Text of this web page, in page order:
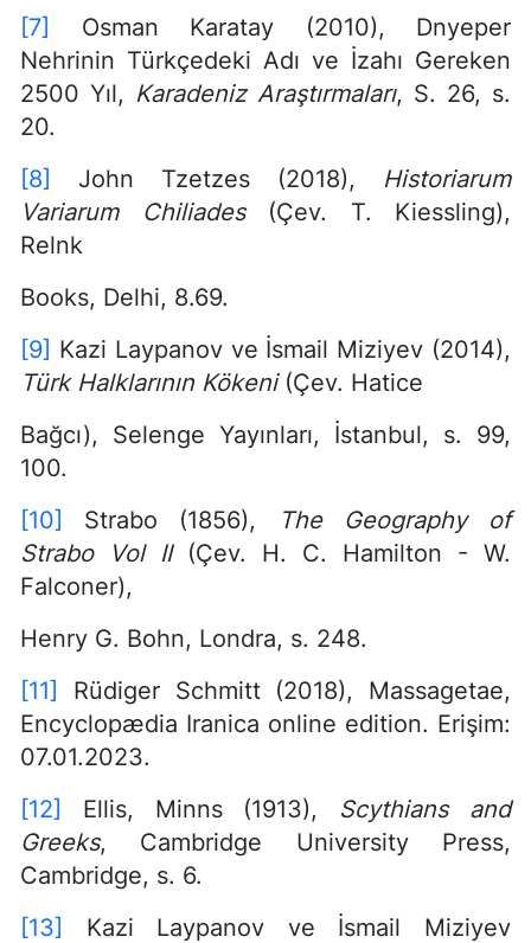
[7]
Osman Karatay (2010), Dnyeper
Nehrinin Türkçedeki Adı ve İzahı Gereken
2500 Yıl, Karadeniz Araştırmaları, S. 26, s.
20.
[8]
John Tzetzes (2018), Historiarum
Variarum Chiliades (Çev. T. Kiessling),
Relnk
Books, Delhi, 8.69.
[9] Kazi Laypanov ve İsmail Miziyev (2014),
Türk Halklarının Kökeni (Çev. Hatice
Bağcı), Selenge Yayınları, İstanbul, s. 99,
100.
[10]
Strabo (1856),
The Geography of
Strabo Vol II (Çev. H. C. Hamilton - W.
Falconer),
Henry G. Bohn, Londra, s. 248.
[11]
Rüdiger Schmitt (2018), Massagetae,
Encyclopædia Iranica online edition. Erişim:
07.01.2023.
[12]
Ellis, Minns (1913), Scythians and
Greeks, Cambridge University Press,
Cambridge, s. 6.
[13]
Kazi Laypanov ve İsmail Miziyev